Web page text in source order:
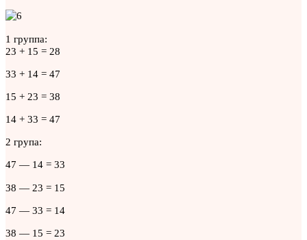
1 группа:
23 + 15 = 28
33 + 14 = 47
15 + 23 = 38
14 + 33 = 47
2 група:
47 — 14 = 33
38 — 23 = 15
47 — 33 = 14
38 — 15 = 23